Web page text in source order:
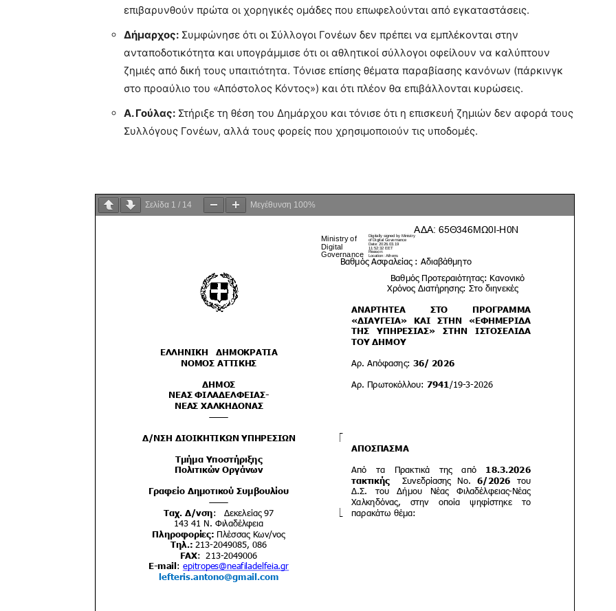
επιβαρυνθούν πρώτα οι χορηγικές ομάδες που επωφελούνται από εγκαταστάσεις.
Δήμαρχος: Συμφώνησε ότι οι Σύλλογοι Γονέων δεν πρέπει να εμπλέκονται στην
ανταποδοτικότητα και υπογράμμισε ότι οι αθλητικοί σύλλογοι οφείλουν να καλύπτουν
ζημιές από δική τους υπαιτιότητα. Τόνισε επίσης θέματα παραβίασης κανόνων (πάρκινγκ
στο προαύλιο του «Απόστολος Κόντος») και ότι πλέον θα επιβάλλονται κυρώσεις.
Α. Γούλας: Στήριξε τη θέση του Δημάρχου και τόνισε ότι η επισκευή ζημιών δεν αφορά τους
Συλλόγους Γονέων, αλλά τους φορείς που χρησιμοποιούν τις υποδομές.
Σελίδα 1 / 14 Μεγέθυνση 100%